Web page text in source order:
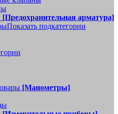
[Предохранительная арматура]
Показать подкатегории
[Манометры]